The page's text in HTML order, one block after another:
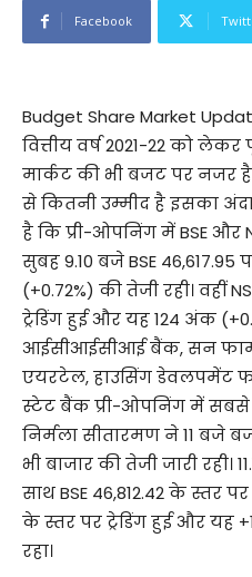
Facebook
Budget Share Market
वित्तीय वर्ष 2021-22 को
मार्कट की भी बजट पर नजर
से कितनी उम्मीद है इसका
है कि प्री-ओपनिंग में BSE और
सुबह 9.10 बजे BSE
(+0.72%) की तेजी रही। वहीं
ट्रेडिंग हुई और यह 124 अंक
आईसीआईसीआई बैंक, सन
एयरटेल, हाउसिंग डेवलपमेंट
स्टेट बैंक प्री-ओपनिंग में सबसे
निर्मला सीतारमण ने 11 बजे
भी बाजार की तेजी जारी
साथ BSE 46,812.42 के स्तर
के स्तर पर ट्रेडिंग हुई और यह
रहा।